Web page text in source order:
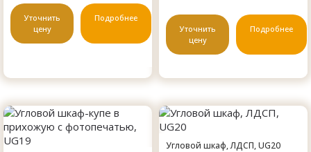
Уточнить
цену
Подробнее
Уточнить
цену
Подробнее
Угловой шкаф, ЛДСП, UG20